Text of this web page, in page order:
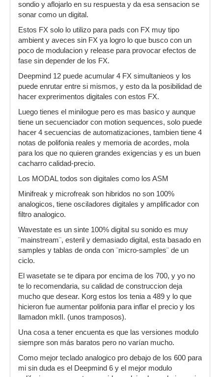
sondio y aflojarlo en su respuesta y da esa sensacion se
sonar como un digital.
Estos FX solo lo utilizo para pads con FX muy tipo
ambient y aveces sin FX ya logro lo que busco con un
poco de modulacion y release para provocar efectos de
fase sin depender de los FX.
Deepmind 12 puede acumular 4 FX simultanieos y los
puede enrutar entre si mismos, y esto da la posibilidad de
hacer exprerimentos digitales con estos FX.
Luego tienes el minilogue pero es mas basico y aunque
tiene un secuenciador con motion sequences, solo puede
hacer 4 secuencias de automatizaciones, tambien tiene 4
notas de polifonia reales y memoria de acordes, mola
para los que no quieren grandes exigencias y es un buen
cacharro calidad-precio.
Los MODAL todos son digitales como los ASM
Minifreak y microfreak son hibridos no son 100%
analogicos, tiene osciladores digitales y amplificador con
filtro analogico.
Wavestate es un sinte 100% digital su sonido es muy
¨mainstream¨, esteril y demasiado digital, esta basado en
samples y tablas de onda con ¨micro-samples¨ de un
ciclo.
El wasetate se te dipara por encima de los 700, y yo no
te lo recomendaria, su calidad de construccion deja
mucho que desear. Korg estos los tenia a 489 y lo que
hicieron fue aumentar polifonia para inflar el precio y los
llamadon mkII. (unos tramposos).
Una cosa a tener encuenta es que las versiones modulo
siempre son más baratos pero no varían mucho.
Como mejor teclado analogico pro debajo de los 600 para
mi sin duda es el Deepmind 6 y el mejor modulo